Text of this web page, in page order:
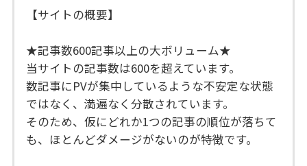
【サイトの概要】
★記事数600記事以上の大ボリューム★
当サイトの記事数は600を超えています。
数記事にPVが集中しているような不安定な状態
ではなく、満遍なく分散されています。
そのため、仮にどれか1つの記事の順位が落ちて
も、ほとんどダメージがないのが特徴です。